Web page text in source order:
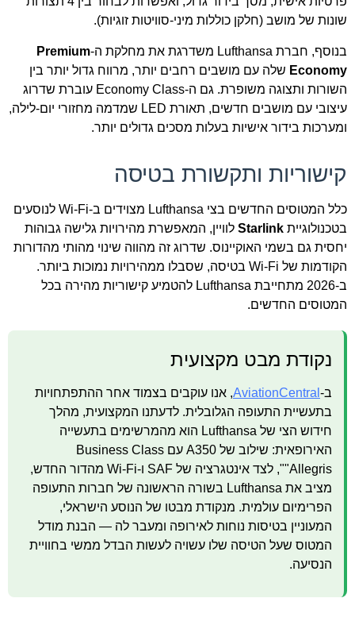
שונות של מושב (חלקן כוללות מיני-סוויטות זוגיות).
בנוסף, חברת Lufthansa משדרגת את מחלקת ה-
Premium
Economy שלה עם מושבים רחבים יותר, מרווח גדול יותר בין
השורות ותצוגה משופרת. גם ה-Economy Class עוברת שדרוג
עיצובי עם מושבים חדשים, תאורת LED שמדמה מחזורי יום-לילה,
ומערכות בידור אישיות בעלות מסכים גדולים יותר.
קישוריות ותקשורת בטיסה
כלל המטוסים החדשים בצי Lufthansa מצוידים ב-Wi-Fi לנוסעים
בטכנולוגיית Starlink לוויין, המאפשרת מהירויות גלישה גבוהות
יחסית גם בשמי האוקיינוס. שדרוג זה מהווה שינוי מהותי מהדורות
הקודמות של Wi-Fi בטיסה, שסבלו ממהירויות נמוכות ביותר.
ב-2026 מתחייבת Lufthansa להטמיע קישוריות מהירה בכל
המטוסים החדשים.
נקודת מבט מקצועית
ב- AviationCentral, אנו עוקבים בצמוד אחר ההתפתחויות
בתעשיית התעופה הגלובלית. לדעתנו המקצועית, מהלך
חידוש הצי של Lufthansa הוא מהמרשימים בתעשייה
האירופאית: שילוב של A350 עם Business Class
"Allegris", לצד אינטגרציה של SAF ו-Wi-Fi מהדור החדש,
מציב את Lufthansa בשורה הראשונה של חברות התעופה
הפרימיום עולמית. מנקודת מבטו של הנוסע הישראלי,
המעוניין בטיסות נוחות לאירופה ומעבר לה — הבנת מודל
המטוס שעל הטיסה שלו עשויה לעשות הבדל ממשי בחוויית
הנסיעה.